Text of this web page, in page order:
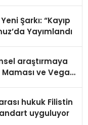
Şarkı: “Kayıp
Yayımlandı
araştırmaya
ve Vegan
hukuk Filistin
uyguluyor